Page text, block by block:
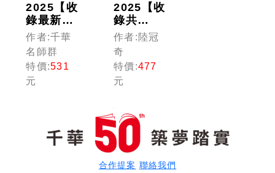
2025【收
錄最新試
題及解
析】台電
新進雇員
綜合行政
類超強5
文、法律
常識、企
作者:千華
名師群
特價:531
元
2025【收
錄共
1828
題，簡潔
易懂，不
用死記】
主題式基
分題庫
（十七
版）（國
民營事業
／台電／
作者:陸冠
奇
特價:477
元
合作提案 聯絡我們